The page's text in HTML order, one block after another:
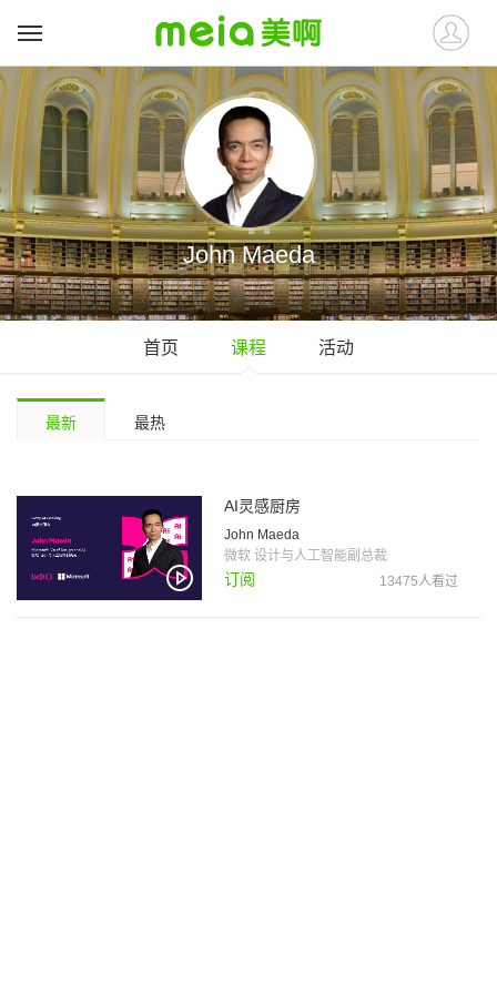
John Maeda
首页 课程 活动
最新 最热
AI灵感厨房
John Maeda
微软 设计与人工智能副总裁
订阅 13475人看过